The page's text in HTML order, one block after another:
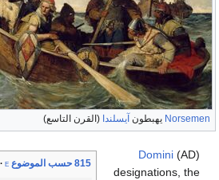
Norsemen يهبطون آيسلندا (القرن التاسع)
815 حسب الموضوع e
Domini (AD)
designations, the